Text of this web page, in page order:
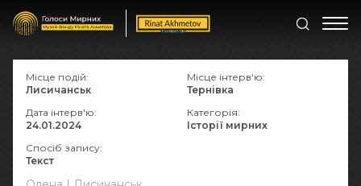
Місце подій:
Лисичанськ
Місце інтерв'ю:
Тернівка
Дата інтерв'ю:
24.01.2024
Категорія:
Історії мирних
Спосіб запису:
Текст